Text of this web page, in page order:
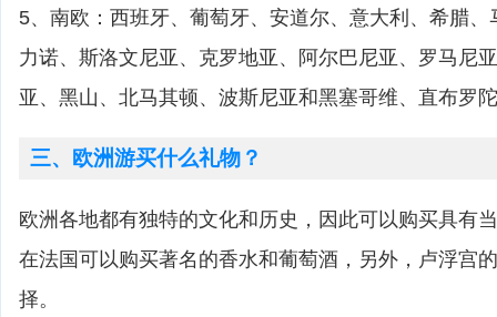
5、南欧：西班牙、葡萄牙、安道尔、意大利、希腊
力诺、斯洛文尼亚、克罗地亚、阿尔巴尼亚、罗马尼
亚、黑山、北马其顿、波斯尼亚和黑塞哥维、直布罗
三、欧洲游买什么礼物？
欧洲各地都有独特的文化和历史，因此可以购买具有
在法国可以购买著名的香水和葡萄酒，另外，卢浮宫
择。